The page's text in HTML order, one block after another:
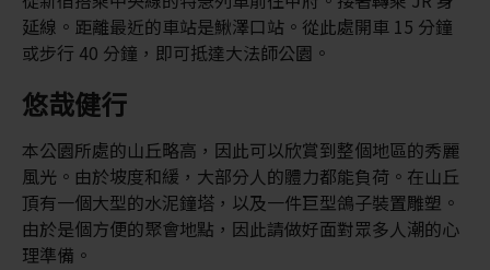
延線。距離最近的車站是鰍澤口站。從此處開車 15 分鐘
或步行 40 分鐘，即可抵達大法師公園。
悠哉健行
本公園所處的山丘略高，因此可以欣賞到整個地區的秀麗
風光。由於坡度和緩，大部分人的體力都能負荷。在山丘
頂有一個大型的水泥鐘塔，以及一件巨型鴿子裝置雕塑。
由於是個方便的聚會地點，因此請做好面對眾多人潮的心
理準備。